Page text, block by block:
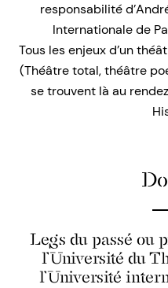
responsabilité
Internationale de
Tous les enjeux d’un
(Théâtre total, théâtre
se trouvent là au
Legs du passé ou
l’Université du
l’Université